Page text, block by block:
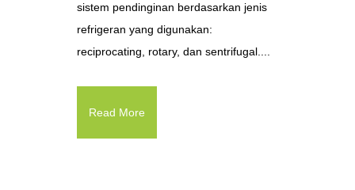
sistem pendinginan berdasarkan jenis
refrigeran yang digunakan:
reciprocating, rotary, dan sentrifugal....
Read More